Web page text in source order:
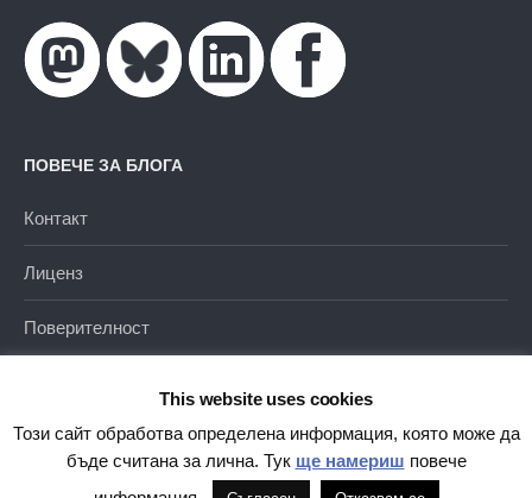
ПОВЕЧЕ ЗА БЛОГА
Контакт
Лиценз
Поверителност
WordPress | Тема отThemehaus
This website uses cookies
Този сайт обработва определена информация, която може да
бъде считана за лична. Тук ще намериш повече